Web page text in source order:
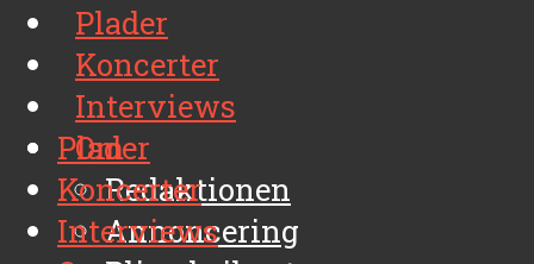
Plader
Koncerter
Interviews
Om
Redaktionen
Annoncering
Plader
Koncerter
Interviews